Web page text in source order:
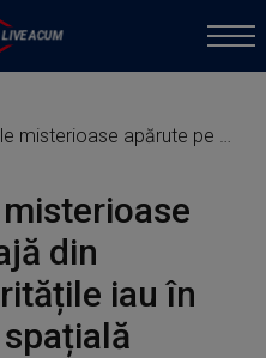
o plajă din Australia? Autoritățile iau în calcul o origine spațială
din
iau în